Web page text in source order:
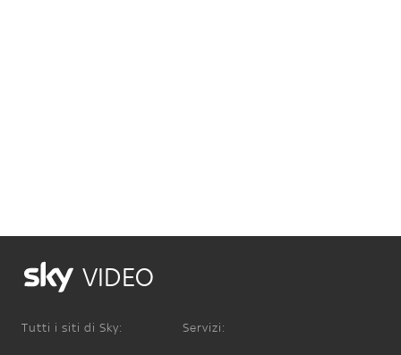
VIDEO
Tutti i siti di Sky: Servizi: